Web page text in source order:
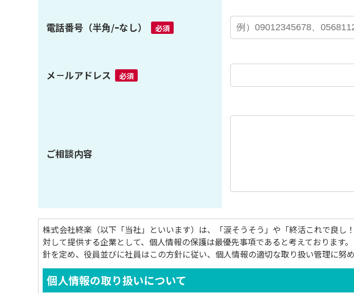
電話番号（半角/ｰなし） 必須
メ－ルアドレス 必須
ご相談内容
株式会社終楽（以下「当社」といいます）は、「涙そうそう」や「終活これで良
対して提供する企業として、個人情報の保護は最優先事項であると考えておりま
針を定め、役員並びに社員はこの方針に従い、個人情報の適切な取り扱い管理に努め
個人情報の取り扱いについて